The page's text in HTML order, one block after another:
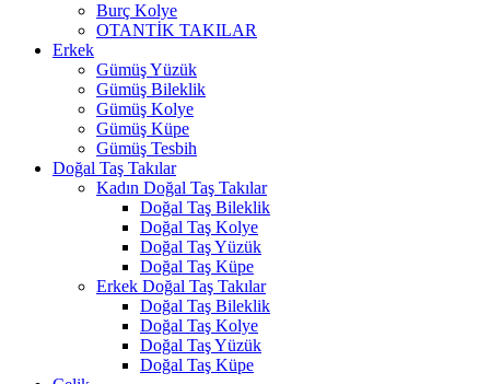
Burç Kolye
OTANTİK TAKILAR
Erkek
Gümüş Yüzük
Gümüş Bileklik
Gümüş Kolye
Gümüş Küpe
Gümüş Tesbih
Doğal Taş Takılar
Kadın Doğal Taş Takılar
Doğal Taş Bileklik
Doğal Taş Kolye
Doğal Taş Yüzük
Doğal Taş Küpe
Erkek Doğal Taş Takılar
Doğal Taş Bileklik
Doğal Taş Kolye
Doğal Taş Yüzük
Doğal Taş Küpe